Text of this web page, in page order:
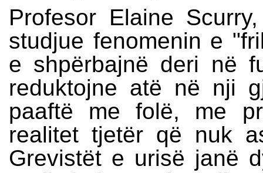
Profesor Elaine
studjue fenomenin e
e shpërbajnë deri në
reduktojne atë në nji
paaftë me folë, me
realitet tjetër që nuk
Grevistët e urisë janë